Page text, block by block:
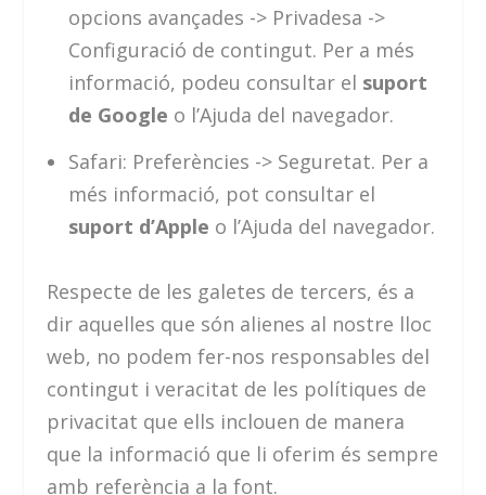
opcions avançades -> Privadesa ->
Configuració de contingut. Per a més
informació, podeu consultar el suport
de Google o l’Ajuda del navegador.
Safari: Preferències -> Seguretat. Per a
més informació, pot consultar el
suport d’Apple o l’Ajuda del navegador.
Respecte de les galetes de tercers, és a
dir aquelles que són alienes al nostre lloc
web, no podem fer-nos responsables del
contingut i veracitat de les polítiques de
privacitat que ells inclouen de manera
que la informació que li oferim és sempre
amb referència a la font.